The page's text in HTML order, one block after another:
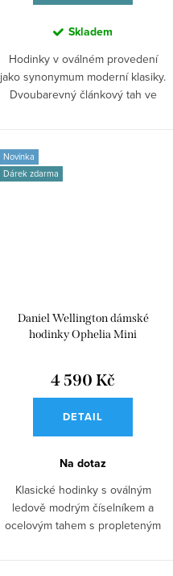
Skladem
Hodinky v oválném provedení
jako synonymum moderní klasiky.
Dvoubarevný článkový tah ve
Novinka
Dárek zdarma
Daniel Wellington dámské
hodinky Ophelia Mini
4 590 Kč
DETAIL
Na dotaz
Klasické hodinky s oválným
ledově modrým číselníkem a
ocelovým tahem s propleteným